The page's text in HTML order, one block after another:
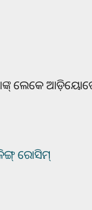
ଲେକେ
ରୋସିମ୍‌